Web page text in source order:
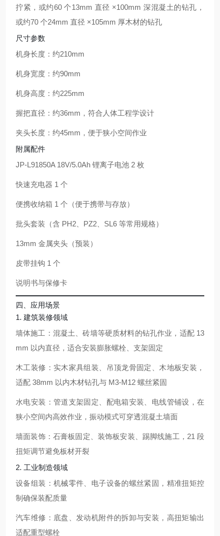
拧紧，或约60 个13mm 直径 ×100mm 深混凝土的钻孔，
或约70 个24mm 直径 ×105mm 厚木材的钻孔
尺寸参数
机身长度：约210mm
机身宽度：约90mm
机身高度：约225mm
握把直径：约36mm ，符合人体工程学设计
夹头长度：约45mm ，便于狭小空间作业
附属配件
JP-L91850A 18V/5.0Ah 锂离子电池 2 枚
快速充电器 1 个
便携收纳箱 1 个（便于携带与存放）
批头套装（含 PH2、PZ2、SL6 等常用规格）
13mm 金属夹头（预装）
皮带挂钩 1 个
说明书与保修卡
四、应用场景
1. 建筑装修领域
墙体施工：混凝土、砖墙等硬质材料的钻孔作业，适配 13
mm 以内直径，适合安装膨胀螺栓、支架固定
木工装修：实木家具组装、吊顶龙骨固定、木地板安装，
适配 38mm 以内木材钻孔与 M3-M12 螺丝紧固
水电安装：管道支架固定、配电箱安装、电线管铺设，在
狭小空间内高效作业，振动模式可穿透混凝土墙面
墙面装饰：石膏板固定、装饰板安装、踢脚线施工，21 段
扭矩调节避免板材开裂
2. 工业制造领域
设备组装：机械零件、电子设备的螺丝紧固，精准扭矩控
制确保装配质量
汽车维修：底盘、发动机附件的拆卸与安装，高扭矩输出
适配重型螺栓